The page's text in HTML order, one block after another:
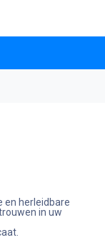
en herleidbare
in uw